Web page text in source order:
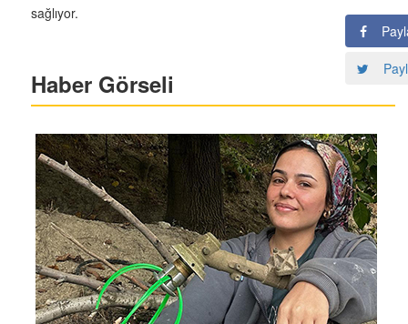
sağlıyor.
Haber Görseli